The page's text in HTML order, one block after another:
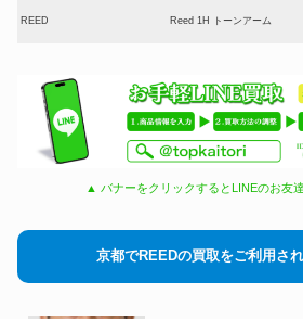
REED Reed 1H トーンアーム
▲ バナーをクリックするとLINEのお友
京都でREEDの買取をご利用さ